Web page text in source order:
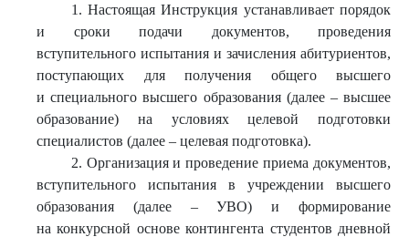
1. Настоящая Инструкция устанавливает порядок
и сроки подачи документов, проведения
вступительного испытания и зачисления абитуриентов,
поступающих для получения общего высшего
и специального высшего образования (далее – высшее
образование) на условиях целевой подготовки
специалистов (далее – целевая подготовка).
2. Организация и проведение приема документов,
вступительного испытания в учреждении высшего
образования (далее – УВО) и формирование
на конкурсной основе контингента студентов дневной